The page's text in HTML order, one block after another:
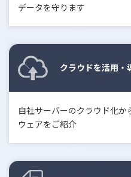
データを守ります
クラウドを活用・
自社サーバーのクラウド化
ウェアをご紹介